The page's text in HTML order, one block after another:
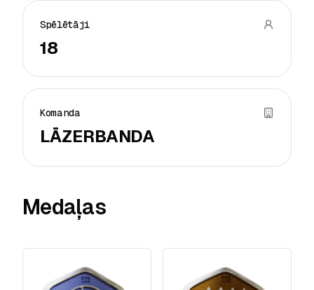
Spēlētāji
18
Komanda
LĀZERBANDA
Medaļas